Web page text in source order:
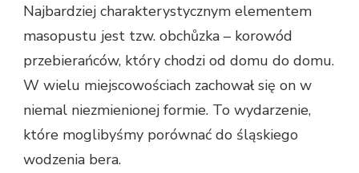
Najbardziej charakterystycznym elementem
masopustu jest tzw. obchůzka – korowód
przebierańców, który chodzi od domu do domu.
W wielu miejscowościach zachował się on w
niemal niezmienionej formie. To wydarzenie,
które moglibyśmy porównać do śląskiego
wodzenia bera.